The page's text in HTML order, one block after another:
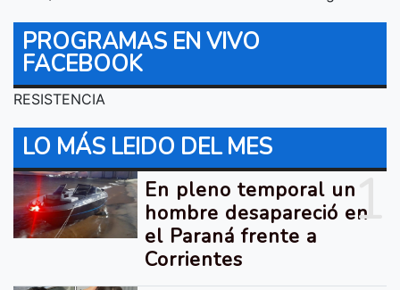
PROGRAMAS EN VIVO
FACEBOOK
RESISTENCIA
LO MÁS LEIDO DEL MES
1
En pleno temporal un
hombre desapareció en
el Paraná frente a
Corrientes